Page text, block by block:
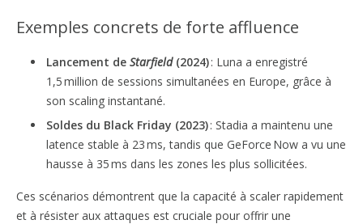
Exemples concrets de forte affluence
Lancement de Starfield(2024): Luna a enregistré
1,5 million de sessions simultanées en Europe, grâce à
son scaling instantané.
Soldes du Black Friday (2023): Stadia a maintenu une
latence stable à 23 ms, tandis que GeForce Now a vu une
hausse à 35 ms dans les zones les plus sollicitées.
Ces scénarios démontrent que la capacité à scaler rapidement
et à résister aux attaques est cruciale pour offrir une